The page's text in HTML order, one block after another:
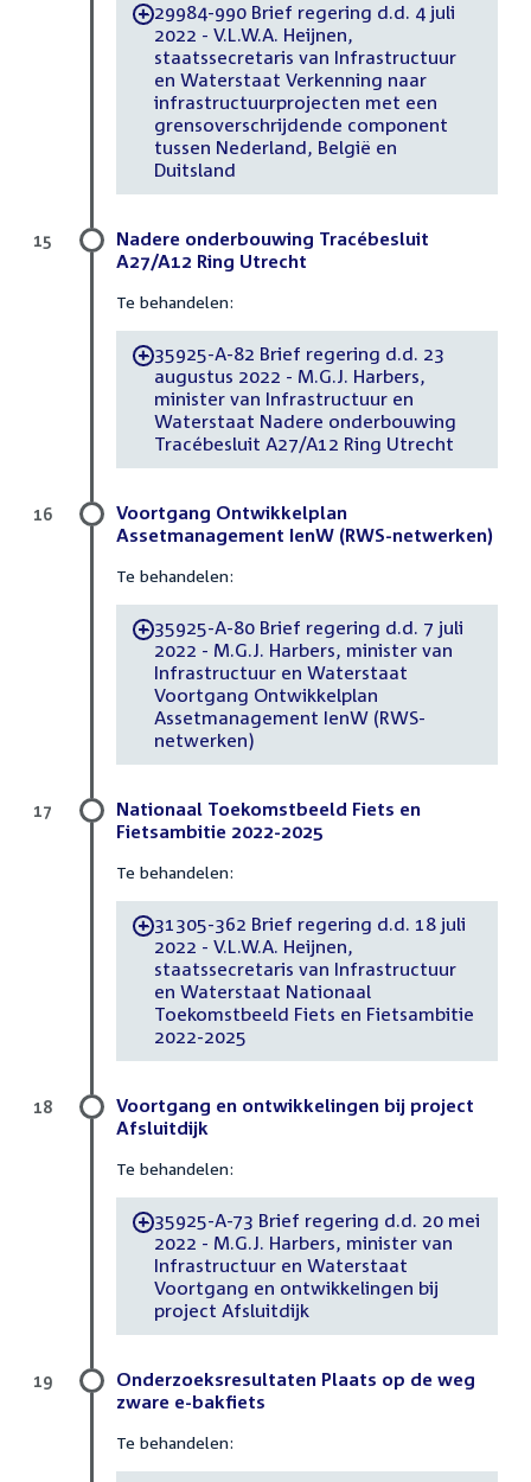
-29984-990 Brief regering d.d. 4 juli
2022 - V.L.W.A. Heijnen,
staatssecretaris van Infrastructuur
en Waterstaat Verkenning naar
infrastructuurprojecten met een
grensoverschrijdende component
tussen Nederland, België en
Duitsland
Nadere onderbouwing Tracébesluit
A27/A12 Ring Utrecht
Te behandelen:
-35925-A-82 Brief regering d.d. 23
augustus 2022 - M.G.J. Harbers,
minister van Infrastructuur en
Waterstaat Nadere onderbouwing
Tracébesluit A27/A12 Ring Utrecht
15
Voortgang Ontwikkelplan
Assetmanagement IenW (RWS-netwerken)
Te behandelen:
-35925-A-80 Brief regering d.d. 7 juli
2022 - M.G.J. Harbers, minister van
Infrastructuur en Waterstaat
Voortgang Ontwikkelplan
Assetmanagement IenW (RWS-
netwerken)
16
Nationaal Toekomstbeeld Fiets en
Fietsambitie 2022-2025
Te behandelen:
-31305-362 Brief regering d.d. 18 juli
2022 - V.L.W.A. Heijnen,
staatssecretaris van Infrastructuur
en Waterstaat Nationaal
Toekomstbeeld Fiets en Fietsambitie
2022-2025
17
Voortgang en ontwikkelingen bij project
Afsluitdijk
Te behandelen:
-35925-A-73 Brief regering d.d. 20 mei
2022 - M.G.J. Harbers, minister van
Infrastructuur en Waterstaat
Voortgang en ontwikkelingen bij
project Afsluitdijk
18
Onderzoeksresultaten Plaats op de weg
zware e-bakfiets
Te behandelen:
19